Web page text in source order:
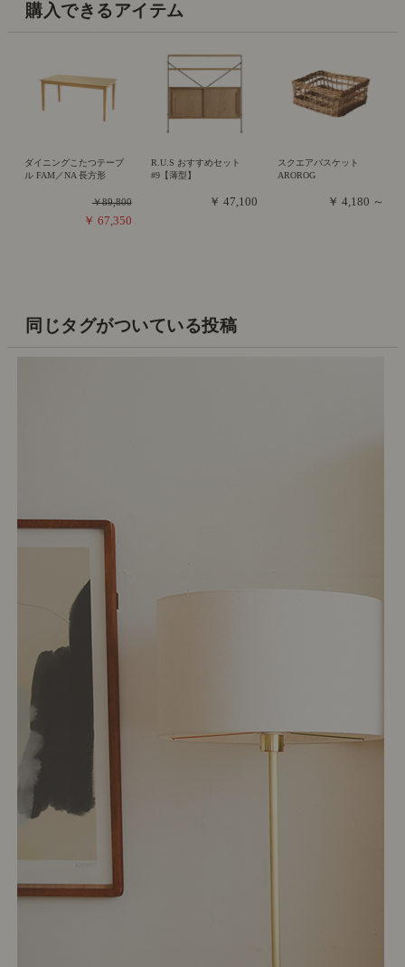
購入できるアイテム
ダイニングこたつテーブ
ル FAM／NA 長方形
￥89,800
￥ 67,350
R.U.S おすすめセット
#9【薄型】
￥ 47,100
スクエアバスケット
AROROG
￥ 4,180 ～
同じタグがついている投稿